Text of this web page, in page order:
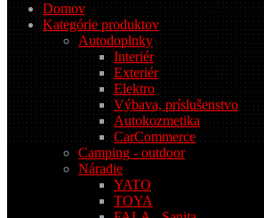
Domov
Kategórie produktov
Autodoplnky
Interiér
Exteriér
Elektro
Výbava, príslušenstvo
Autokozmetika
CarCommerce
Camping - outdoor
Náradie
YATO
TOYA